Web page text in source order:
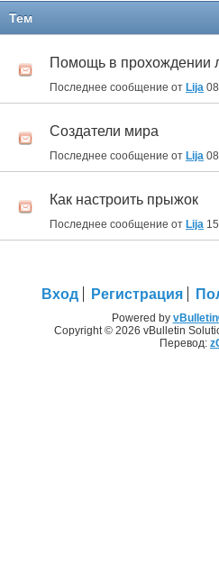
Тем
Помощь в прохождении
Последнее сообщение от Lija
Создатели мира
Последнее сообщение от Lija
Как настроить прыжок
Последнее сообщение от Lija
Вход Регистрация
Powered by
Copyright © 2026 vBulletin
Перевод: